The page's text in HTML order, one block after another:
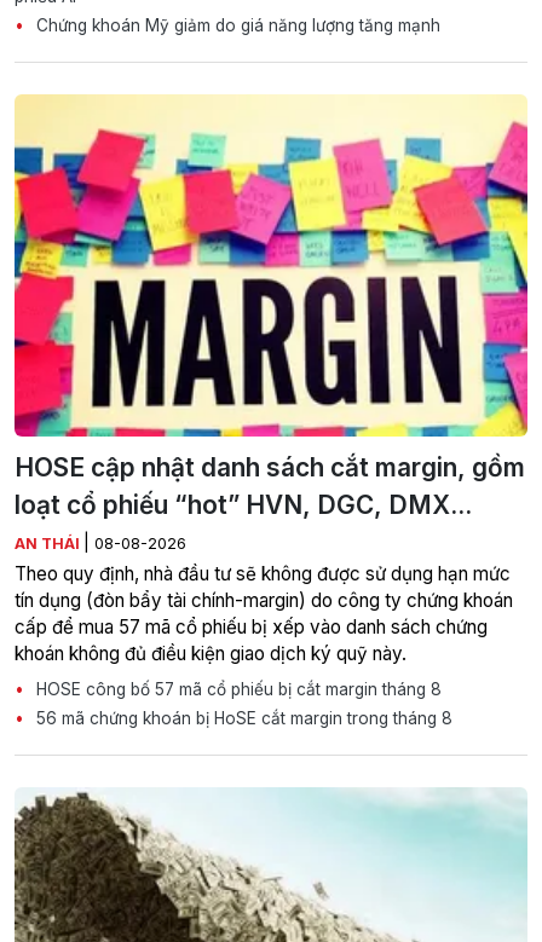
Chứng khoán Mỹ giảm do giá năng lượng tăng mạnh
HOSE cập nhật danh sách cắt margin, gồm
loạt cổ phiếu “hot” HVN, DGC, DMX...
AN THÁI 08-08-2026
Theo quy định, nhà đầu tư sẽ không được sử dụng hạn mức
tín dụng (đòn bẩy tài chính-margin) do công ty chứng khoán
cấp để mua 57 mã cổ phiếu bị xếp vào danh sách chứng
khoán không đủ điều kiện giao dịch ký quỹ này.
HOSE công bố 57 mã cổ phiếu bị cắt margin tháng 8
56 mã chứng khoán bị HoSE cắt margin trong tháng 8